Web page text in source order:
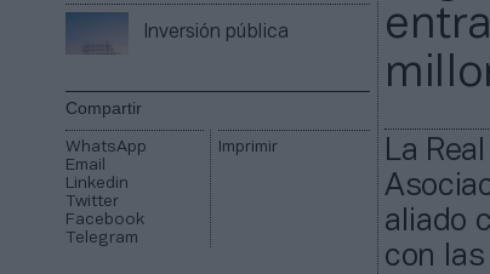
Inversión pública
Compartir
WhatsApp
Email
Linkedin
Twitter
Facebook
Telegram
Imprimir
La
aliado
con